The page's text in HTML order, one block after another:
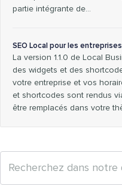
partie intégrante de…
SEO Local pour les
La version 1.1.0 de Local
des widgets et des
votre entreprise et vos
et shortcodes sont rendus
être remplacés dans votre